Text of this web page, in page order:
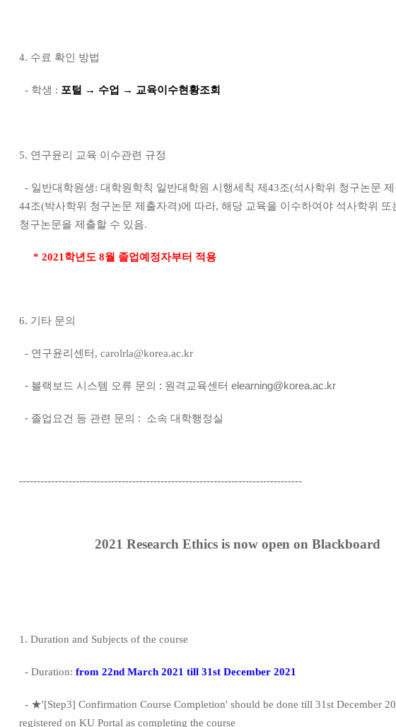
4. 수료 확인 방법
- 학생 : 포털 → 수업 → 교육이수현황조회
5. 연구윤리 교육 이수관련 규정
- 일반대학원생: 대학원학칙 일반대학원 시행세칙 제 43조(석사학위 청구논문 제
44조(박사학위 청구논문 제출자격)에 따라, 해당 교육을 이수하여야 석사학위 또
청구논문을 제출할 수 있음.
* 2021 학년도 8월 졸업예정자부터 적용
6. 기타 문의
- 연구윤리센터 , carolrla@korea.ac.kr
- 블랙보드 시스템 오류 문의 : 원격교육센터 elearning@korea.ac.kr
- 졸업요건 등 관련 문의 : 소속 대학행정실
--------------------------------------------------------------------------------
2021 Research Ethics is now open on Blackboard
1. Duration and Subjects of the course
- Duration: from 22nd March 2021 till 31st December 2021
- ★'[Step3] Confirmation Course Completion' should be done till 31st December
registered on KU Portal as completing the course